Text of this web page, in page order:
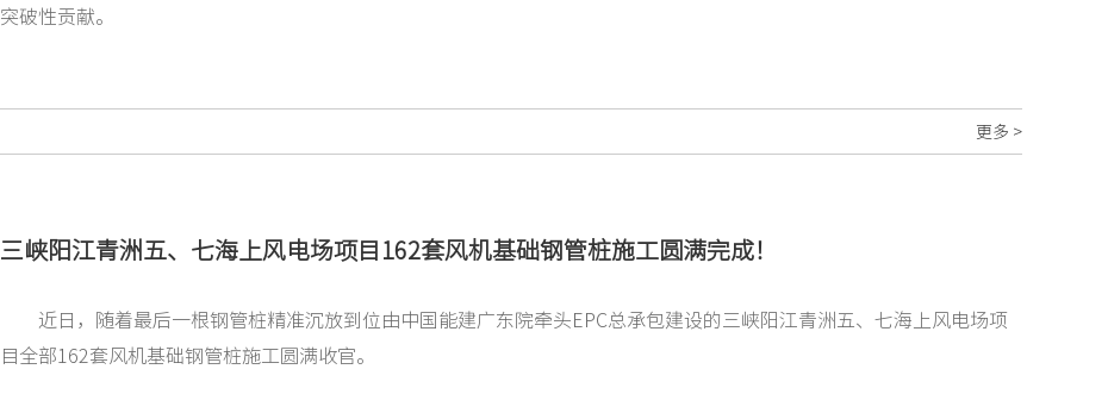
突破性贡献。
更多 >
三峡阳江青洲五、七海上风电场项目162套风机基础钢管桩施工圆满完成！
近日，随着最后一根钢管桩精准沉放到位由中国能建广东院牵头EPC总承包建设的三峡阳江青洲五、七海上风电场项
目全部162套风机基础钢管桩施工圆满收官。